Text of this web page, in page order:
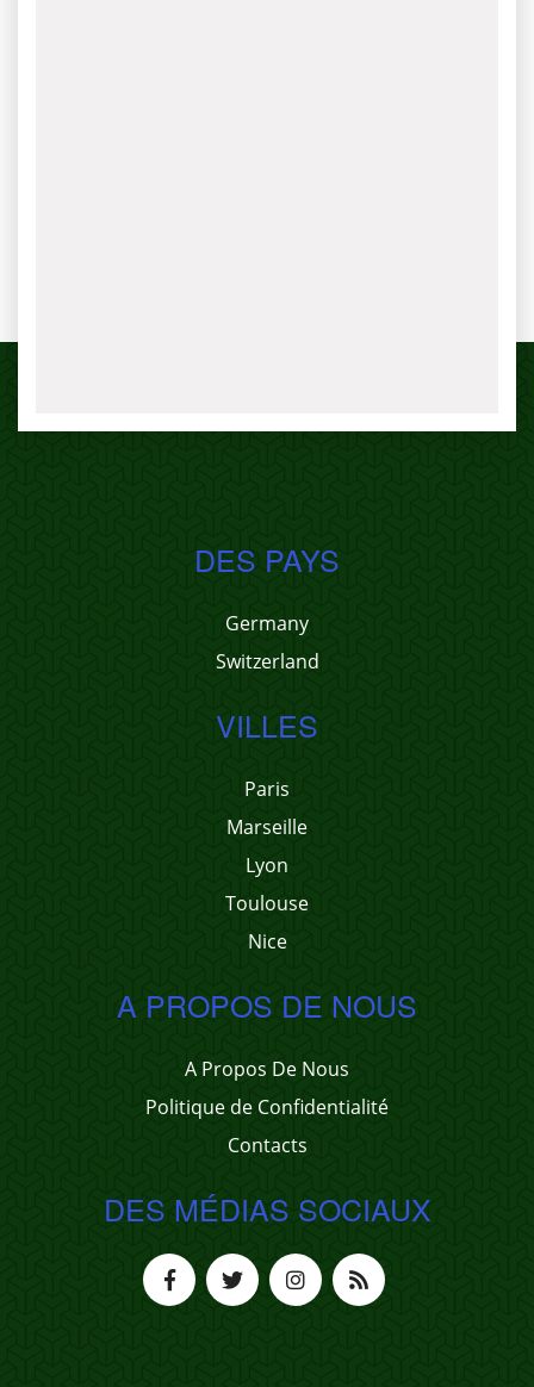
DES PAYS
Germany
Switzerland
VILLES
Paris
Marseille
Lyon
Toulouse
Nice
A PROPOS DE NOUS
A Propos De Nous
Politique de Confidentialité
Contacts
DES MÉDIAS SOCIAUX